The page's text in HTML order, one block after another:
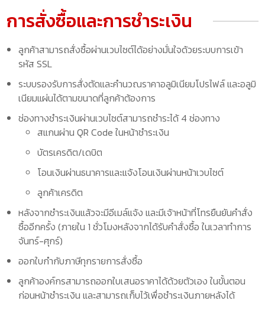
การสั่งซื้อและการชำระเงิน
ลูกค้าสามารถสั่งซื้อผ่านเวบไซต์ได้อย่างมั่นใจด้วยระบบการเข้า
รหัส SSL
ระบบรองรับการสั่งตัดและคำนวณราคาอลูมิเนียมโปรไฟล์ และอลูมิ
เนียมแผ่นได้ตามขนาดที่ลูกค้าต้องการ
ช่องทางชำระเงินผ่านเวบไซต์สามารถชำระได้ 4 ช่องทาง
สแกนผ่าน QR Code ในหน้าชำระเงิน
บัตรเครดิต/เดบิต
โอนเงินผ่านธนาคารและแจ้งโอนเงินผ่านหน้าเวบไซต์
ลูกค้าเครดิต
หลังจากชำระเงินแล้วจะมีอีเมล์แจ้ง และมีเจ้าหน้าที่โทรยืนยันคำสั่ง
ซื้ออีกครั้ง (ภายใน 1 ชั่วโมงหลังจากได้รับคำสั่งซื้อ ในเวลาทำการ
จันทร์-ศุกร์)
ออกใบกำกับภาษีทุกรายการสั่งซื้อ
ลูกค้าองค์กรสามารถออกใบเสนอราคาได้ด้วยตัวเอง ในขั้นตอน
ก่อนหน้าชำระเงิน และสามารถเก็บไว้เพื่อชำระเงินภายหลังได้